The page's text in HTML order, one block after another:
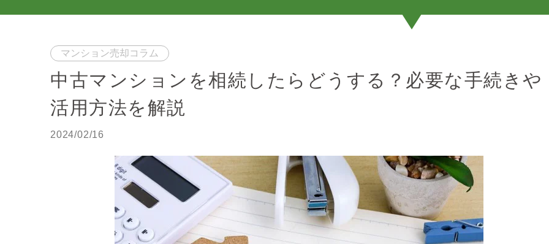
マンション売却コラム
中古マンションを相続したらどうする？必要な手続きや
活用方法を解説
2024/02/16